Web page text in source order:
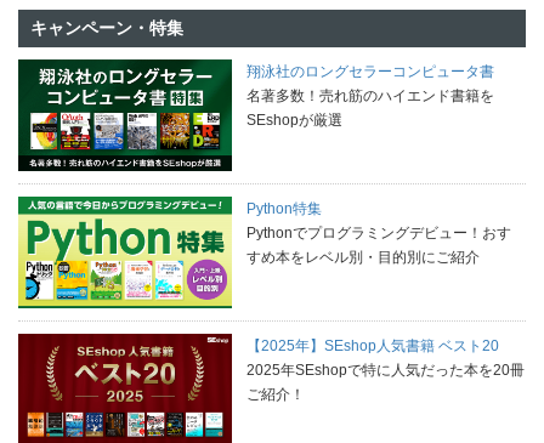
キャンペーン・特集
翔泳社のロングセラーコンピュータ書
名著多数！売れ筋のハイエンド書籍を
SEshopが厳選
Python特集
Pythonでプログラミングデビュー！おす
すめ本をレベル別・目的別にご紹介
【2025年】SEshop人気書籍 ベスト20
2025年SEshopで特に人気だった本を20冊
ご紹介！